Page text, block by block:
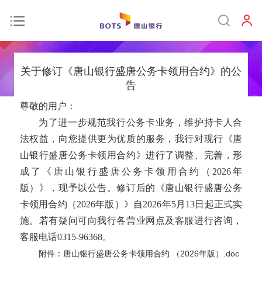
关于修订《唐山银行盛唐公务卡领用合约》的公
告
尊敬的用户：
为了进一步规范我行公务卡业务，维护持卡人合
法权益，向您提供更为优质的服务，我行对现行《唐
山银行盛唐公务卡领用合约》进行了调整、完善，形
成了《唐山银行盛唐公务卡领用合约（2026年
版）》，现予以公告。修订后的《唐山银行盛唐公务
卡领用合约（2026年版）》自2026年5月13日起正式实
施。若有疑问可向我行各营业网点及客服进行咨询，
客服电话0315-96368。
附件：唐山银行盛唐公务卡领用合约 （2026年版）.doc